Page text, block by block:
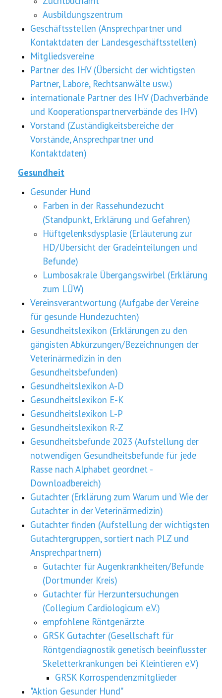
Ausbildungszentrum
Geschäftsstellen (Ansprechpartner und
Kontaktdaten der Landesgeschäftsstellen)
Mitgliedsvereine
Partner des IHV (Übersicht der wichtigsten
Partner, Labore, Rechtsanwälte usw.)
internationale Partner des IHV (Dachverbände
und Kooperationspartnerverbände des IHV)
Vorstand (Zuständigkeitsbereiche der
Vorstände, Ansprechpartner und
Kontaktdaten)
Gesundheit
Gesunder Hund
Farben in der Rassehundezucht
(Standpunkt, Erklärung und Gefahren)
Hüftgelenksdysplasie (Erläuterung zur
HD/Übersicht der Gradeinteilungen und
Befunde)
Lumbosakrale Übergangswirbel (Erklärung
zum LÜW)
Vereinsverantwortung (Aufgabe der Vereine
für gesunde Hundezuchten)
Gesundheitslexikon (Erklärungen zu den
gängisten Abkürzungen/Bezeichnungen der
Veterinärmedizin in den
Gesundheitsbefunden)
Gesundheitslexikon A-D
Gesundheitslexikon E-K
Gesundheitslexikon L-P
Gesundheitslexikon R-Z
Gesundheitsbefunde 2023 (Aufstellung der
notwendigen Gesundheitsbefunde für jede
Rasse nach Alphabet geordnet -
Downloadbereich)
Gutachter (Erklärung zum Warum und Wie der
Gutachter in der Veterinärmedizin)
Gutachter finden (Aufstellung der wichtigsten
Gutachtergruppen, sortiert nach PLZ und
Ansprechpartnern)
Gutachter für Augenkrankheiten/Befunde
(Dortmunder Kreis)
Gutachter für Herzuntersuchungen
(Collegium Cardiologicum e.V.)
empfohlene Röntgenärzte
GRSK Gutachter (Gesellschaft für
Röntgendiagnostik genetisch beeinflusster
Skeletterkrankungen bei Kleintieren e.V)
GRSK Korrospendenzmitglieder
"Aktion Gesunder Hund"